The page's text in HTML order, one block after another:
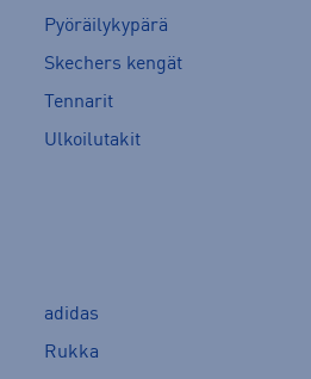
Pyöräilykypärä
Skechers kengät
Tennarit
Ulkoilutakit
adidas
Rukka